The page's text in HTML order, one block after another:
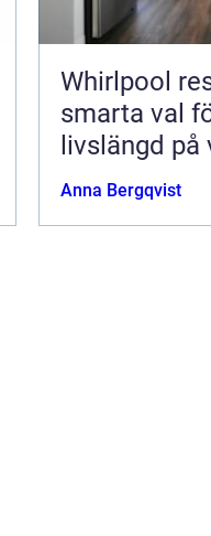
Whirlpool
smarta val
livslängd på
Anna Bergqvist